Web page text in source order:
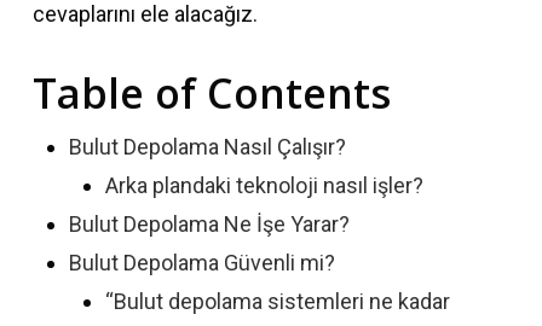
cevaplarını ele alacağız.
Table of Contents
Bulut Depolama Nasıl Çalışır?
Arka plandaki teknoloji nasıl işler?
Bulut Depolama Ne İşe Yarar?
Bulut Depolama Güvenli mi?
“Bulut depolama sistemleri ne kadar